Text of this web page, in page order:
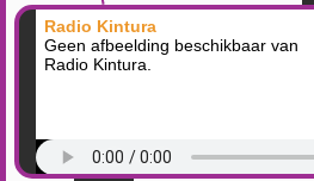
Radio Kintura
Geen afbeelding beschikbaar van
Radio Kintura.